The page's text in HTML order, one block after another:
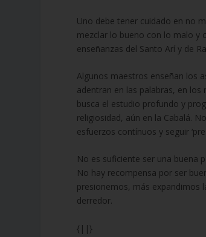
Uno debe tener cuidado en no
mezclar lo bueno con lo malo y
enseñanzas del Santo Arí y de
Algunos maestros enseñan los
adentran en las palabras, en
busca el estudio profundo y
religiosidad, aún en la Cabalá.
esfuerzos contínuos y seguir
No es suficiente ser una buena
No hay recompensa por ser
presionemos, más expandimos
derredor.
{||}